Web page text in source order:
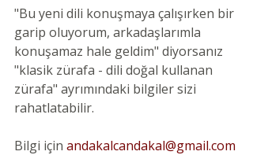
"Bu yeni dili konuşmaya çalışırken bir
garip oluyorum, arkadaşlarımla
konuşamaz hale geldim" diyorsanız
"klasik zürafa - dili doğal kullanan
zürafa" ayrımındaki bilgiler sizi
rahatlatabilir.
Bilgi için andakalcandakal@gmail.com